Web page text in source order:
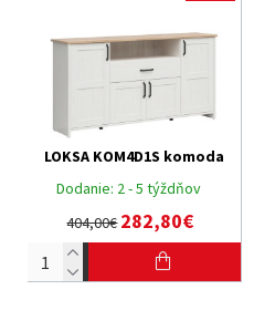
Dodanie: 2 - 5 týždňov
LOKSA KOM4D1S komoda
404,00€282,80€